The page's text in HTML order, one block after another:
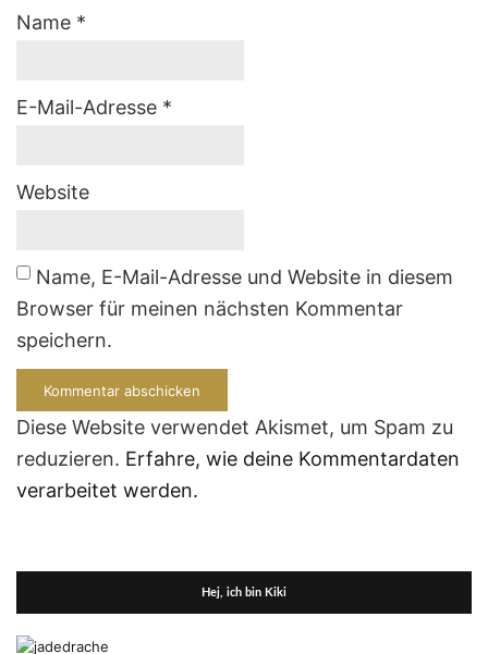
Name *
E-Mail-Adresse *
Website
Name, E-Mail-Adresse und Website in diesem
Browser für meinen nächsten Kommentar
speichern.
Diese Website verwendet Akismet, um Spam zu
reduzieren. Erfahre, wie deine Kommentardaten
verarbeitet werden.
Hej, ich bin Kiki